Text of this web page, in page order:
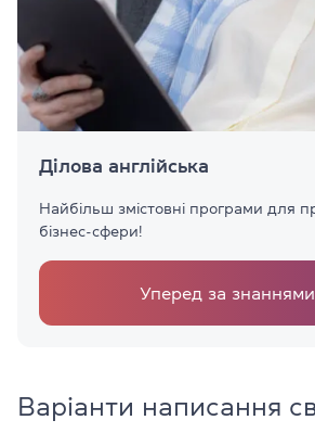
Ділова англійська
Найбільш змістовні програми для
бізнес-сфери!
Уперед за
Варіанти написання